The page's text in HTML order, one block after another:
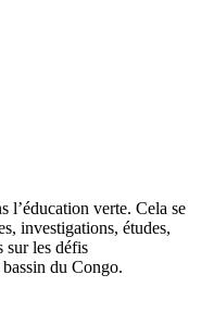
l’éducation verte. Cela se
investigations, études,
sur les défis
du Congo.